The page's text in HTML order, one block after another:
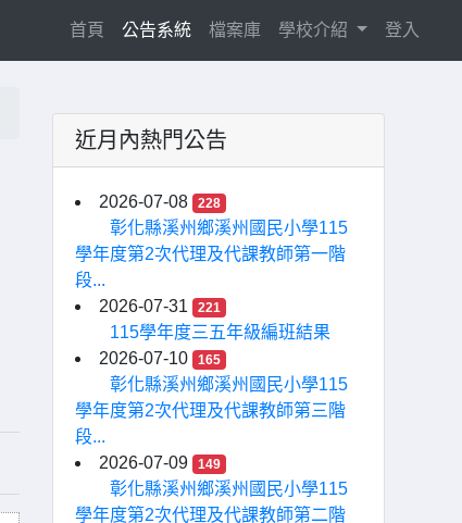
首頁 (current)
公告系統 檔案庫 學校介紹 登入
近月內熱門公告
2026-07-08 228
彰化縣溪州鄉溪州國民小學115
學年度第2次代理及代課教師第一階
段...
2026-07-31
221
115學年度三五年級編班結果
2026-07-10
165
彰化縣溪州鄉溪州國民小學115
學年度第2次代理及代課教師第三階
段...
2026-07-09
149
彰化縣溪州鄉溪州國民小學115
學年度第2次代理及代課教師第二階